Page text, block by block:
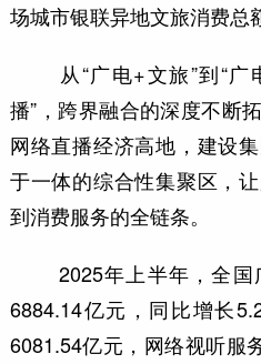
场城市银联异地文旅消费总
从“广电+文旅”到“广
播”，跨界融合的深度不断
网络直播经济高地，建设
于一体的综合性集聚区，
到消费服务的全链条。
2025年上半年，全国
6884.14亿元，同比增长
6081.54亿元，网络视听服